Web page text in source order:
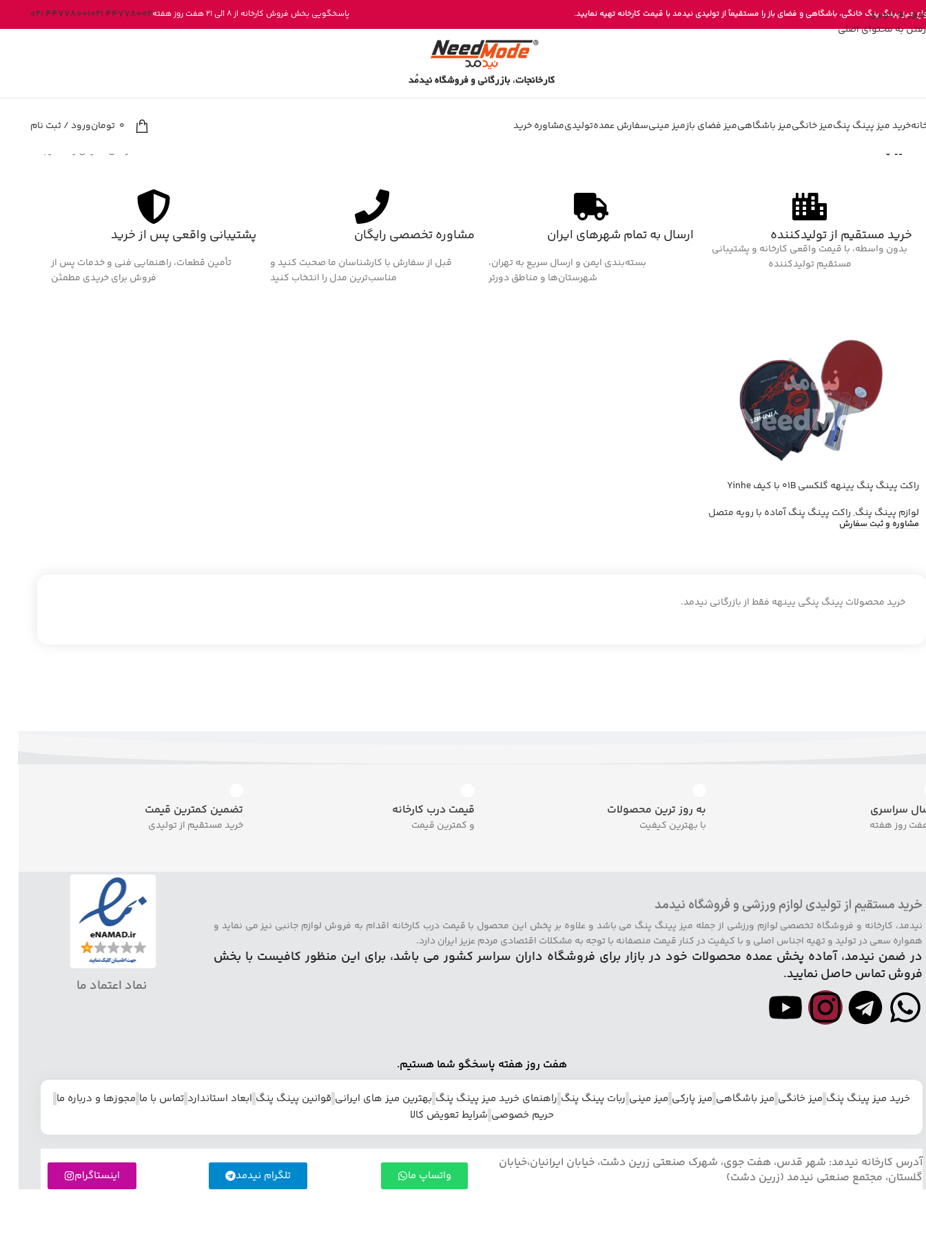
عبور به ناوبری
رفتن به محتوای اصلی
میز پینگ پنگ خانگی، باشگاهی و فضای باز را مستقیماً از تولیدی نیدمد با قیمت کارخانه تهیه نمایید. پاسخگویی بخش فروش کارخانه از 8 الی 21 هفت روز هفته 44778002 021
44778001 021
خرید میز پینگ پنگمیز خانگیمیز باشگاهیمیز فضای بازمیز مینیسفارش عمدهتولیدیمشاوره خرید تومان 0
ورود / ثبت نام
یینهه در حال نمایش یک نتیجه
پشتیبانی واقعی پس از خرید
تأمین قطعات، راهنمایی فنی و خدمات پس از
فروش برای خریدی مطمئن
مشاوره تخصصی رایگان
قبل از سفارش با کارشناسان ما صحبت کنید و
مناسب‌ترین مدل را انتخاب کنید
ارسال به تمام شهرهای ایران
بسته‌بندی ایمن و ارسال سریع به تهران،
شهرستان‌ها و مناطق دورتر
خرید مستقیم از تولیدکننده
بدون واسطه، با قیمت واقعی کارخانه و پشتیبانی
مستقیم تولیدکننده
راکت پینگ پنگ یینهه گلکسی 01B با کیف Yinhe
لوازم پینگ پنگ, راکت پینگ پنگ آماده با رویه متصل
مشاوره و ثبت سفارش
خرید محصولات پینگ پنگی یینهه فقط از بازرگانی نیدمد.
سراسری
روز هفته
به روز ترین محصولات
با بهترین کیفیت
قیمت درب کارخانه
و کمترین قیمت
تضمین کمترین قیمت
خرید مستقیم از تولیدی
خرید مستقیم از تولیدی لوازم ورزشی و فروشگاه نیدمد
نیدمد، کارخانه و فروشگاه تخصصی لوازم ورزشی از جمله میز پینگ پنگ می باشد و علاوه بر پخش این محصول با قیمت درب کارخانه اقدام به فروش لوازم جانبی نیز می نماید و
همواره سعی در تولید و تهیه اجناس اصلی و با کیفیت در کنار قیمت منصفانه با توجه به مشکلات اقتصادی مردم عزیز ایران دارد.
در ضمن نیدمد، آماده پخش عمده محصولات خود در بازار برای فروشگاه داران سراسر کشور می باشد، برای این منظور کافیست با بخش
فروش تماس حاصل نمایید.
نماد اعتماد ما
هفت روز هفته پاسخگو شما هستیم.
خرید میز پینگ پنگ میز خانگی میز باشگاهی میز پارکی میز مینی ربات پینگ پنگ راهنمای خرید میز پینگ پنگ بهترین میز های ایرانی قوانین پینگ پنگ ابعاد استاندارد تماس با ما مجوزها و درباره ما
حریم خصوصی شرایط تعویض کالا
آدرس کارخانه نیدمد: شهر قدس، هفت جوی، شهرک صنعتی زرین دشت، خیابان ایرانیان،خیابان
گلستان، مجتمع صنعتی نیدمد (زرین دشت)
واتساپ ما تلگرام نیدمد اینستاگرام